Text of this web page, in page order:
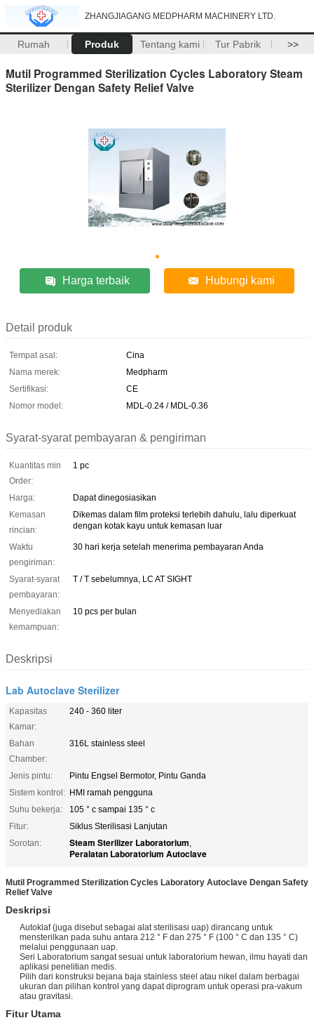
ZHANGJIAGANG MEDPHARM MACHINERY LTD.
Rumah Produk Tentang kami Tur Pabrik >>
Mutil Programmed Sterilization Cycles Laboratory Steam
Sterilizer Dengan Safety Relief Valve
Harga terbaik Hubungi kami
Detail produk
Tempat asal:
Cina
Nama merek:
Medpharm
Sertifikasi:
CE
Nomor model:
MDL-0.24 / MDL-0.36
Syarat-syarat pembayaran & pengiriman
Kuantitas min
Order:
1 pc
Harga:
Dapat dinegosiasikan
Kemasan
rincian:
Dikemas dalam film proteksi terlebih dahulu, lalu diperkuat
dengan kotak kayu untuk kemasan luar
Waktu
pengiriman:
30 hari kerja setelah menerima pembayaran Anda
Syarat-syarat
pembayaran:
T / T sebelumnya, LC AT SIGHT
Menyediakan
kemampuan:
10 pcs per bulan
Deskripsi
Lab Autoclave Sterilizer
Kapasitas
Kamar:
240 - 360 liter
Bahan
Chamber:
316L stainless steel
Jenis pintu:
Pintu Engsel Bermotor, Pintu Ganda
Sistem kontrol: HMI ramah pengguna
Suhu bekerja:
105 ° c sampai 135 ° c
Fitur:
Siklus Sterilisasi Lanjutan
Sorotan:
Steam Sterilizer Laboratorium,
Peralatan Laboratorium Autoclave
Mutil Programmed Sterilization Cycles Laboratory Autoclave Dengan Safety
Relief Valve
Deskripsi
Autoklaf (juga disebut sebagai alat sterilisasi uap) dirancang untuk
mensterilkan pada suhu antara 212 ° F dan 275 ° F (100 ° C dan 135 ° C)
melalui penggunaan uap.
Seri Laboratorium sangat sesuai untuk laboratorium hewan, ilmu hayati dan
aplikasi penelitian medis.
Pilih dari konstruksi bejana baja stainless steel atau nikel dalam berbagai
ukuran dan pilihan kontrol yang dapat diprogram untuk operasi pra-vakum
atau gravitasi.
Fitur Utama